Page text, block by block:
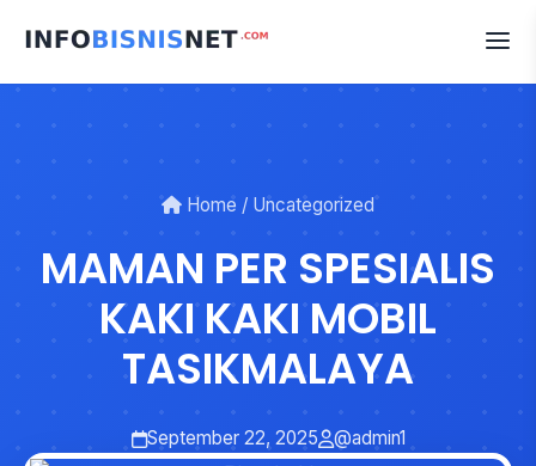
Home / Uncategorized
MAMAN PER SPESIALIS
KAKI KAKI MOBIL
TASIKMALAYA
September 22, 2025 @admin1